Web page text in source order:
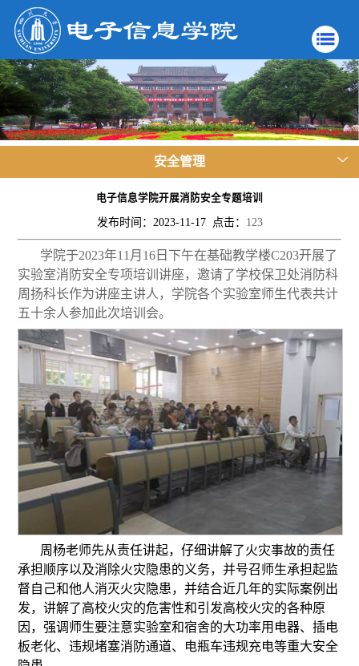
安全管理
电子信息学院开展消防安全专题培训
发布时间：2023-11-17 点击： 123
学院于2023年11 月 16 日下午在基础教学楼C203开展了
实验室消防安全专项培训讲座，邀请了学校保卫处消防科
周扬科长作为讲座主讲人，学院各个实验室师生代表共计
五十余人参加此次培训会。
周杨老师先从责任讲起，仔细讲解了火灾事故的责任
承担顺序以及消除火灾隐患的义务，并号召师生承担起监
督自己和他人消灭火灾隐患，并结合近几年的实际案例出
发，讲解了高校火灾的危害性和引发高校火灾的各种原
因，强调师生要注意实验室和宿舍的大功率用电器、插电
板老化、违规堵塞消防通道、电瓶车违规充电等重大安全